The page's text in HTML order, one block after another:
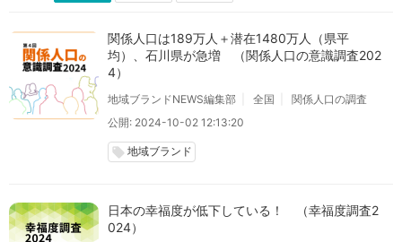
関係人口は189万人＋潜在1480万人（県平
均）、石川県が急増 （関係人口の意識調査202
4）
地域ブランドNEWS編集部 全国
関係人口の調査
公開: 2024-10-02 12:13:20
local_offer 地域ブランド
日本の幸福度が低下している！ （幸福度調査2
024）